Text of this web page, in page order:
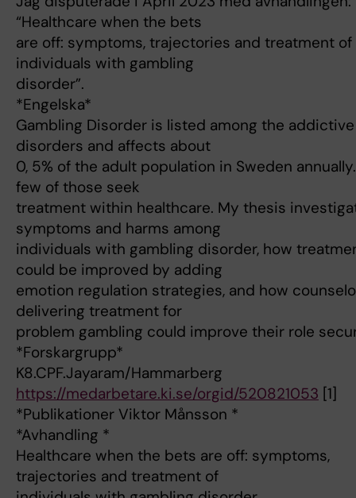
“Healthcare when the bets
are off: symptoms, trajectories and treatment of
individuals with gambling
disorder”.
*Engelska*
Gambling Disorder is listed among the addictive
disorders and affects about
0, 5% of the adult population in Sweden
few of those seek
treatment within healthcare. My thesis
symptoms and harms among
individuals with gambling disorder, how
could be improved by adding
emotion regulation strategies, and how
delivering treatment for
problem gambling could improve their role
*Forskargrupp*
K8.CPF.Jayaram/Hammarberg
https://medarbetare.ki.se/orgid/520821053 [1]
*Publikationer Viktor Månsson *
*Avhandling *
Healthcare when the bets are off: symptoms,
trajectories and treatment of